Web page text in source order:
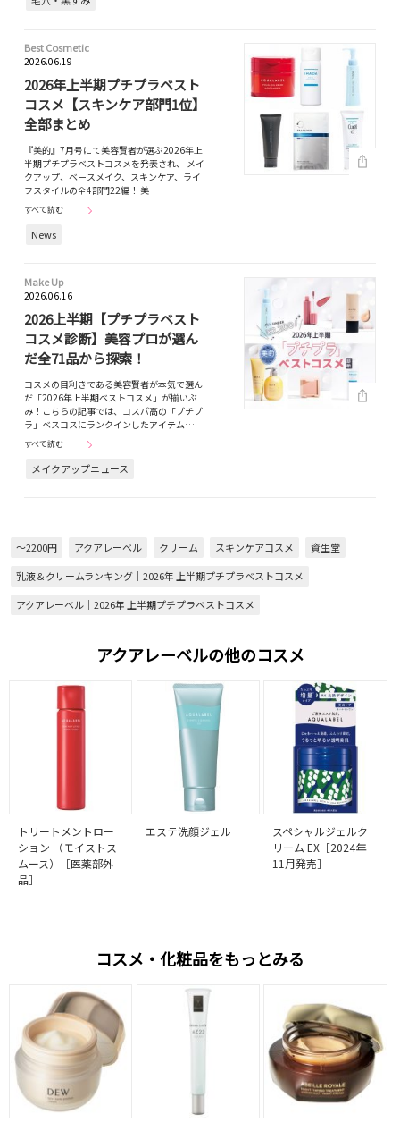
Best Cosmetic
2026.06.19
2026年上半期プチプラベスト
コスメ【スキンケア部門1位】
全部まとめ
『美的』7月号にて美容賢者が選ぶ2026年上
半期プチプラベストコスメを発表され、 メイ
クアップ、ベースメイク、スキンケア、ライ
フスタイルの全4部門22編！ 美…
すべて読む
News
Make Up
2026.06.16
2026上半期【プチプラベスト
コスメ診断】美容プロが選ん
だ全71品から探索！
コスメの目利きである美容賢者が本気で選ん
だ「2026年上半期ベストコスメ」が揃いぶ
み！こちらの記事では、コスパ高の「プチプ
ラ」ベスコスにランクインしたアイテム…
すべて読む
メイクアップニュース
～2200円 アクアレーベル クリーム スキンケアコスメ
資生堂
乳液＆クリームランキング｜2026年 上半期プチプラベストコスメ
アクアレーベル｜2026年 上半期プチプラベストコスメ
アクアレーベルの他のコスメ
トリートメントロー
ション （モイストス
ムース）［医薬部外
品］
エステ洗顔ジェル
スペシャルジェルク
リーム EX［2024年
11月発売］
コスメ・化粧品をもっとみる